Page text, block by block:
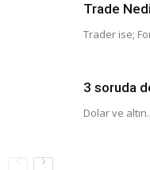
Trade
Trader ise;
3 soruda
Dolar ve